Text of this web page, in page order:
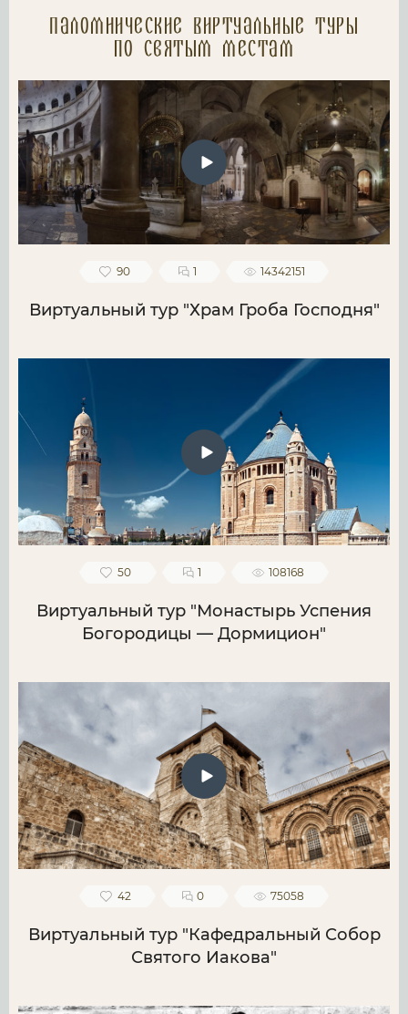
Паломнические Виртуальные туры
по святым местам
90 1 14342151
Виртуальный тур "Храм Гроба Господня"
50 1 108168
Виртуальный тур "Монастырь Успения
Богородицы — Дормицион"
42 0 75058
Виртуальный тур "Кафедральный Собор
Святого Иакова"